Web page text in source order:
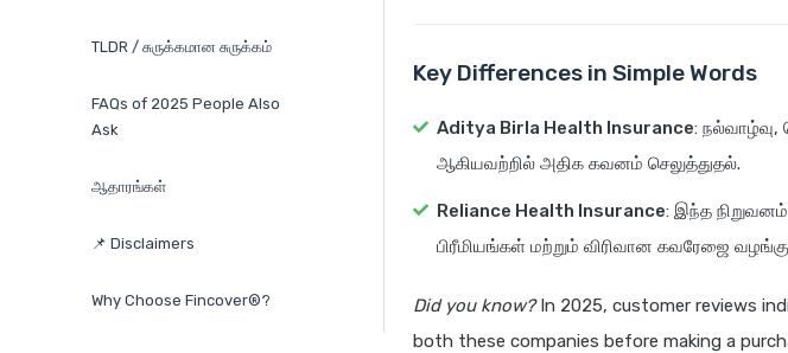
TLDR / சுருக்கமான சுருக்கம்
FAQs of 2025 People Also
Ask
ஆதாரங்கள்
📌 Disclaimers
Why Choose Fincover®?
Key Differences in Simple Words
Aditya Birla Health Insurance: நல்வாழ்வு,
ஆகியவற்றில் அதிக கவனம் செலுத்துதல்.
Reliance Health Insurance: இந்த நிறுவனம்
பிரீமியங்கள் மற்றும் விரிவான கவரேஜை
Did you know?In 2025, customer reviews
both these companies before making a